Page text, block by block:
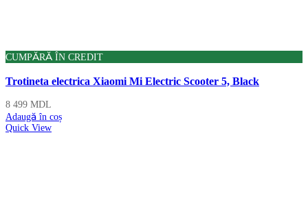
CUMPĂRĂ ÎN CREDIT
Trotineta electrica Xiaomi Mi Electric Scooter 5, Black
8 499 MDL
Adaugă în coș
Quick View